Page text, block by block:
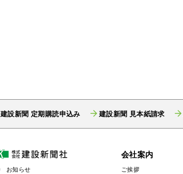
建設新聞 定期購読申込み 建設新聞 見本紙請求
お知らせ
会社案内
ご挨拶